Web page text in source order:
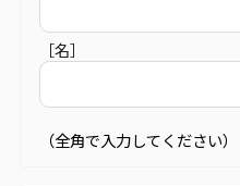
［名］
（全角で入力してください）